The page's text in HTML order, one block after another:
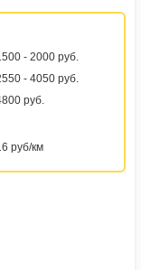
- 2000 руб.
- 4050 руб.
руб.
руб/км